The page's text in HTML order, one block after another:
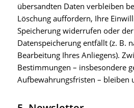
übersandten Daten verbleiben
Löschung auffordern, Ihre
Speicherung widerrufen oder
Datenspeicherung entfällt (z. B.
Bearbeitung Ihres Anliegens).
Bestimmungen – insbesondere
Aufbewahrungsfristen – bleiben